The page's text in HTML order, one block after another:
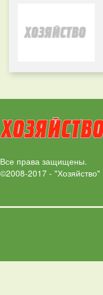
Все права защищены.
©2008-2017 - "Хозяйство"